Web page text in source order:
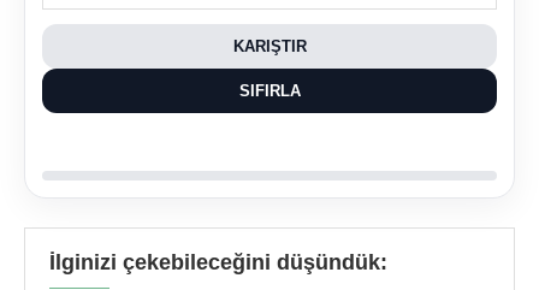
KARIŞTIR
SIFIRLA
İlginizi çekebileceğini düşündük: